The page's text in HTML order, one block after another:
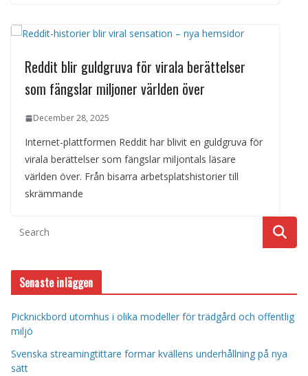
Reddit blir guldgruva för virala berättelser
som fängslar miljoner världen över
December 28, 2025
Internet-plattformen Reddit har blivit en guldgruva för
virala berättelser som fängslar miljontals läsare
världen över. Från bisarra arbetsplatshistorier till
skrämmande
Senaste inläggen
Picknickbord utomhus i olika modeller för trädgård och offentlig
miljö
Svenska streamingtittare formar kvällens underhållning på nya
sätt